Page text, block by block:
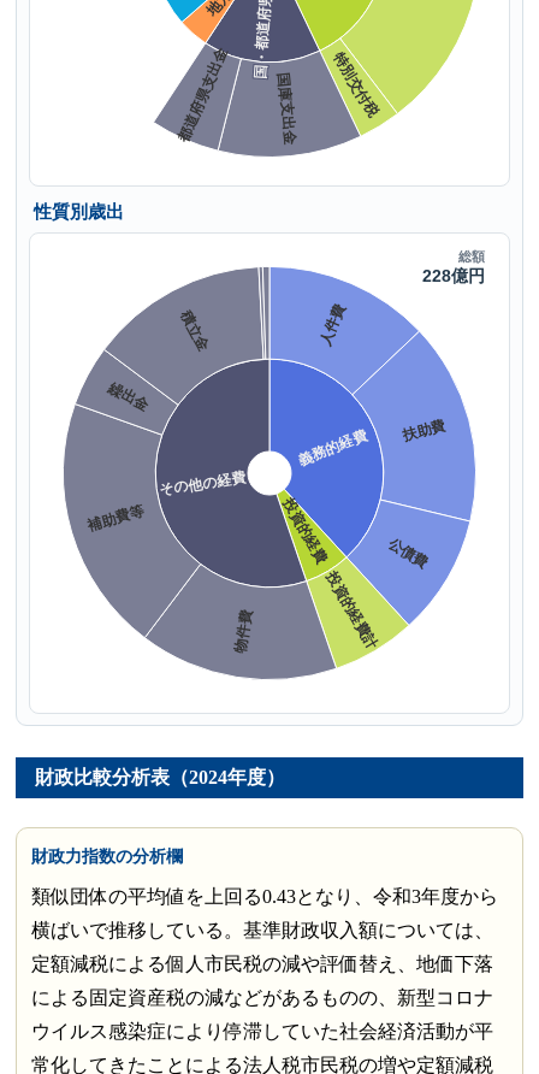
性質別歳出
財政比較分析表（2024年度）
財政力指数の分析欄
類似団体の平均値を上回る0.43となり、令和3年度から
横ばいで推移している。基準財政収入額については、
定額減税による個人市民税の減や評価替え、地価下落
による固定資産税の減などがあるものの、新型コロナ
ウイルス感染症により停滞していた社会経済活動が平
常化してきたことによる法人税市民税の増や定額減税